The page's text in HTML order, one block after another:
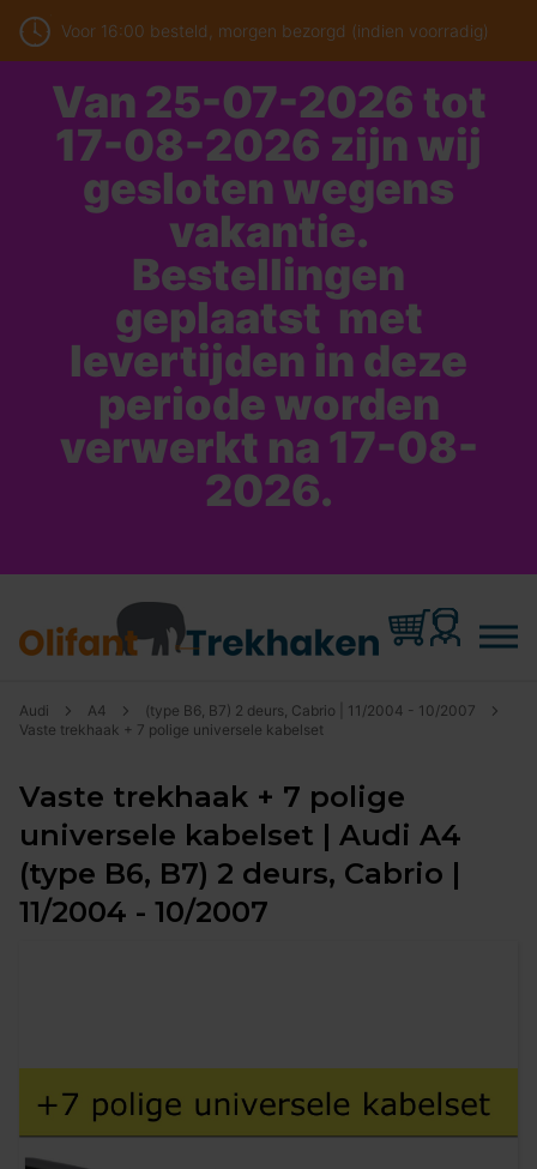
Voor 16:00 besteld, morgen bezorgd (indien voorradig)
Van 25-07-2026 tot
17-08-2026 zijn wij
gesloten wegens
vakantie.
Bestellingen
geplaatst met
levertijden in deze
periode worden
verwerkt na 17-08-
2026.
Audi A4
(type B6, B7) 2 deurs, Cabrio | 11/2004 - 10/2007
Vaste trekhaak + 7 polige universele kabelset
Vaste trekhaak + 7 polige
universele kabelset | Audi A4
(type B6, B7) 2 deurs, Cabrio |
11/2004 - 10/2007